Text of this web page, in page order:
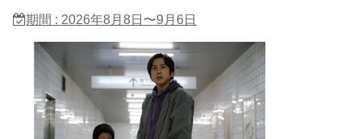
期間 : 2026年8月8日〜9月6日